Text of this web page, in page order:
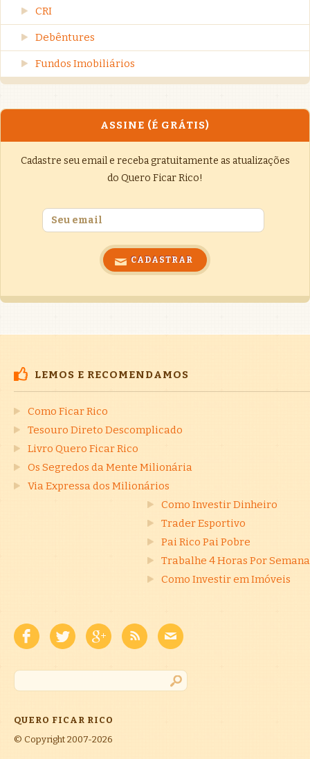
CRI
Debêntures
Fundos Imobiliários
ASSINE (É GRÁTIS)
Cadastre seu email e receba gratuitamente as atualizações
do Quero Ficar Rico!
LEMOS E RECOMENDAMOS
Como Ficar Rico
Tesouro Direto Descomplicado
Livro Quero Ficar Rico
Os Segredos da Mente Milionária
Via Expressa dos Milionários
Como Investir Dinheiro
Trader Esportivo
Pai Rico Pai Pobre
Trabalhe 4 Horas Por Semana
Como Investir em Imóveis
QUERO FICAR RICO
© Copyright 2007-2026